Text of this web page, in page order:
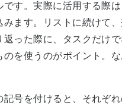
す。実際に活用する際
ます。リストに続けて
った際に、タスクだけ
を使うのがポイント。
号を付けると、それぞ